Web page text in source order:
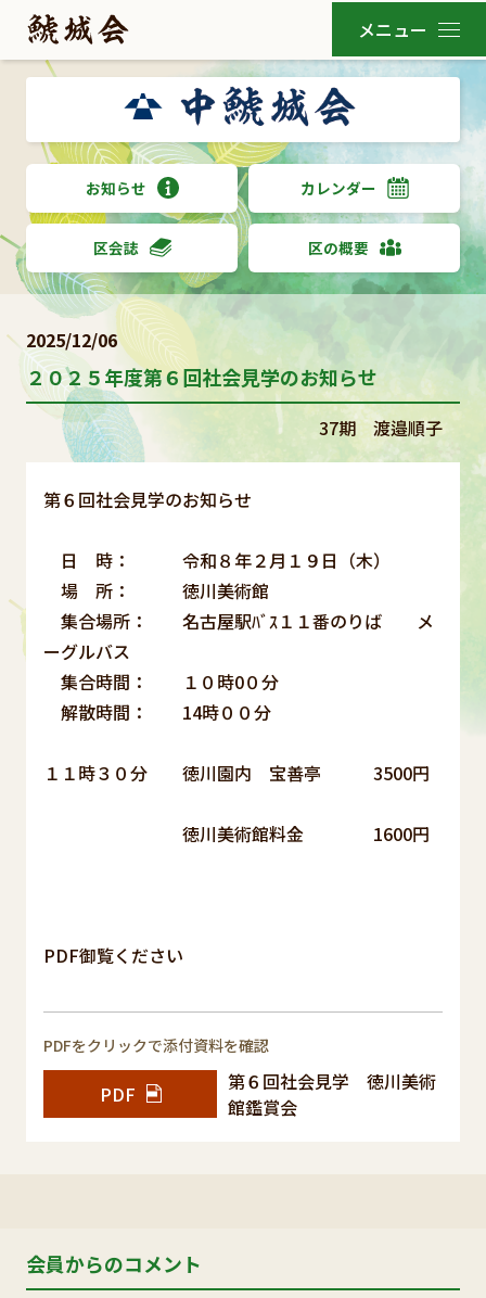
お知らせ カレンダー
区会誌 区の概要
2025/12/06
２０２５年度第６回社会見学のお知らせ
37期 渡邉順子
第６回社会見学のお知らせ
日 時： 令和８年２月１９日（木）
場 所： 徳川美術館
集合場所： 名古屋駅ﾊﾞｽ１１番のりば メ
ーグルバス
集合時間： １０時0０分
解散時間： 14時００分
１１時３０分 徳川園内 宝善亭 3500円
徳川美術館料金 1600円
PDF御覧ください
PDFをクリックで添付資料を確認
PDF
第６回社会見学 徳川美術
館鑑賞会
会員からのコメント